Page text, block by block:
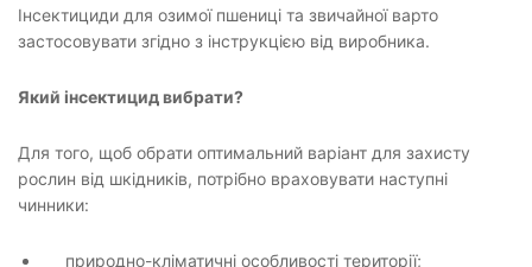
Інсектициди для озимої пшениці та звичайної варто
застосовувати згідно з інструкцією від виробника.
Який інсектицид вибрати?
Для того, щоб обрати оптимальний варіант для захисту
рослин від шкідників, потрібно враховувати наступні
чинники:
природно-кліматичні особливості території;